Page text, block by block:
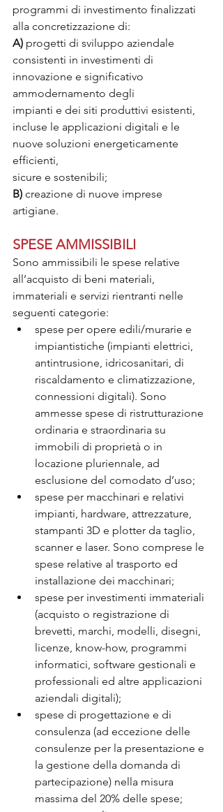
programmi di investimento finalizzati
alla concretizzazione di:
A) progetti di sviluppo aziendale
consistenti in investimenti di
innovazione e significativo
ammodernamento degli
impianti e dei siti produttivi esistenti,
incluse le applicazioni digitali e le
nuove soluzioni energeticamente
efficienti,
sicure e sostenibili;
B) creazione di nuove imprese
artigiane.
SPESE AMMISSIBILI
Sono ammissibili le spese relative
all’acquisto di beni materiali,
immateriali e servizi rientranti nelle
seguenti categorie:
spese per opere edili/murarie e
impiantistiche (impianti elettrici,
antintrusione, idricosanitari, di
riscaldamento e climatizzazione,
connessioni digitali). Sono
ammesse spese di ristrutturazione
ordinaria e straordinaria su
immobili di proprietà o in
locazione pluriennale, ad
esclusione del comodato d’uso;
spese per macchinari e relativi
impianti, hardware, attrezzature,
stampanti 3D e plotter da taglio,
scanner e laser. Sono comprese le
spese relative al trasporto ed
installazione dei macchinari;
spese per investimenti immateriali
(acquisto o registrazione di
brevetti, marchi, modelli, disegni,
licenze, know-how, programmi
informatici, software gestionali e
professionali ed altre applicazioni
aziendali digitali);
spese di progettazione e di
consulenza (ad eccezione delle
consulenze per la presentazione e
la gestione della domanda di
partecipazione) nella misura
massima del 20% delle spese;